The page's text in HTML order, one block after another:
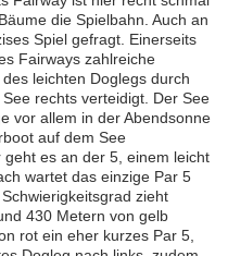
die Spielbahn. Auch an
Spiel gefragt. Einerseits
Fairways zahlreiche
leichten Doglegs durch
rechts verteidigt. Der See
vor allem in der Abendsonne
auf dem See
es an der 5, einem leicht
wartet das einzige Par 5
zieht
430 Metern von gelb
rot ein eher kurzes Par 5,